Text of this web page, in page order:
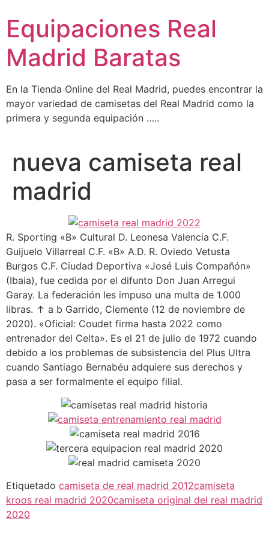
contenido
Equipaciones Real
Madrid Baratas
En la Tienda Online del Real Madrid, puedes encontrar la
mayor variedad de camisetas del Real Madrid como la
primera y segunda equipación …..
nueva camiseta real
madrid
R. Sporting «B» Cultural D. Leonesa Valencia C.F.
Guijuelo Villarreal C.F. «B» A.D. R. Oviedo Vetusta
Burgos C.F. Ciudad Deportiva «José Luis Compañón»
(Ibaia), fue cedida por el difunto Don Juan Arregui
Garay. La federación les impuso una multa de 1.000
libras. ↑ a b Garrido, Clemente (12 de noviembre de
2020). «Oficial: Coudet firma hasta 2022 como
entrenador del Celta». Es el 21 de julio de 1972 cuando
debido a los problemas de subsistencia del Plus Ultra
cuando Santiago Bernabéu adquiere sus derechos y
pasa a ser formalmente el equipo filial.
Etiquetado camiseta de real madrid 2012camiseta
kroos real madrid 2020camiseta original del real madrid
2020